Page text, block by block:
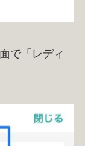
で「レディ